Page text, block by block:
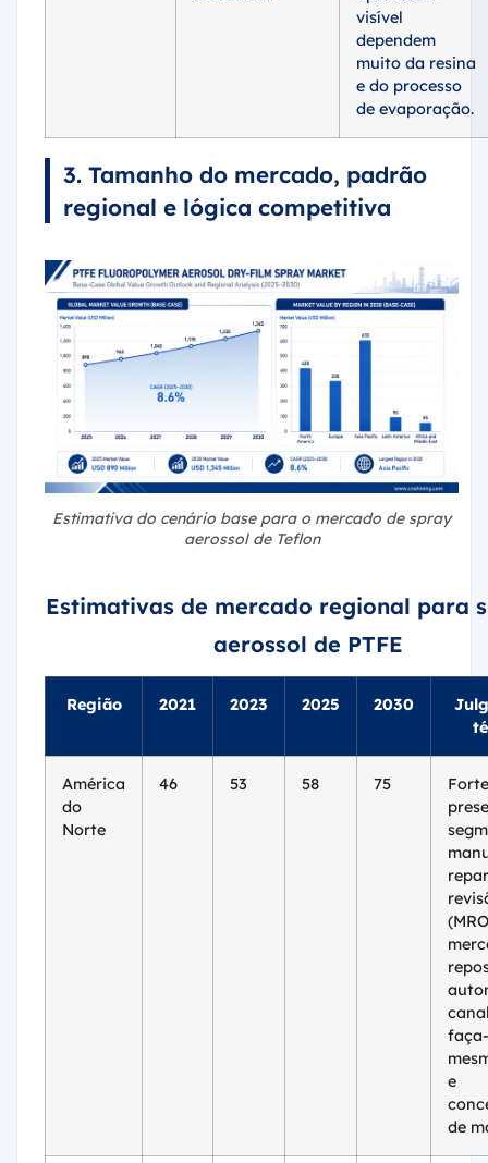
visível
dependem
muito da resina
e do processo
de evaporação.
3. Tamanho do mercado, padrão
regional e lógica competitiva
Estimativa do cenário base para o mercado de spray
aerossol de Teflon
Estimativas de mercado regional para
aerossol de PTFE
Região 2021 2023 2025 2030
América
do
Norte
46 53 58 75
Forte
e
de